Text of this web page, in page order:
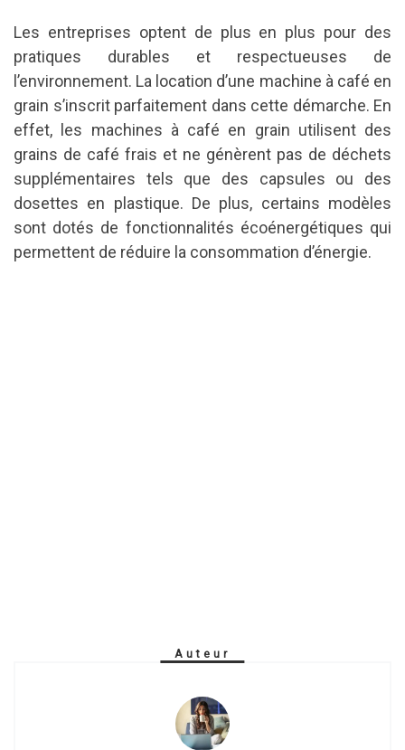
Les entreprises optent de plus en plus pour des
pratiques durables et respectueuses de
l’environnement. La location d’une machine à café en
grain s’inscrit parfaitement dans cette démarche. En
effet, les machines à café en grain utilisent des
grains de café frais et ne génèrent pas de déchets
supplémentaires tels que des capsules ou des
dosettes en plastique. De plus, certains modèles
sont dotés de fonctionnalités écoénergétiques qui
permettent de réduire la consommation d’énergie.
Auteur